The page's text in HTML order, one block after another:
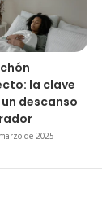
la clave
descanso
de 2025